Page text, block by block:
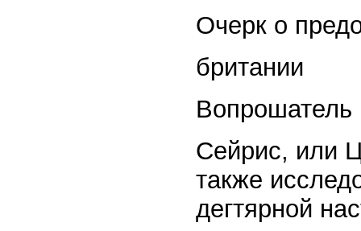
Очерк о
британии
Вопрошатель
Сейрис, или
также
дегтярной